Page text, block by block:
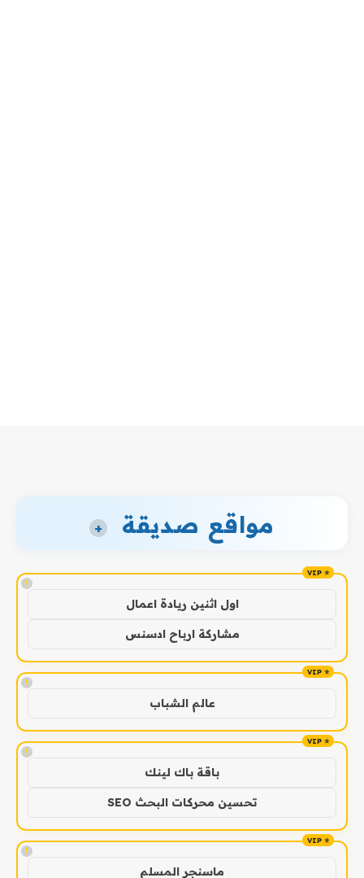
مواقع صديقة +
!
اول اثنين ريادة اعمال
مشاركة ارباح ادسنس
!
عالم الشباب
!
باقة باك لينك
تحسين محركات البحث SEO
!
ماسنجر المسلم